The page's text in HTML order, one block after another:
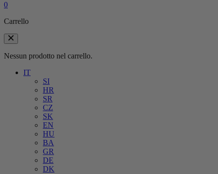
0
Carrello
Nessun prodotto nel carrello.
IT
SI
HR
SR
CZ
SK
EN
HU
BA
GR
DE
DK